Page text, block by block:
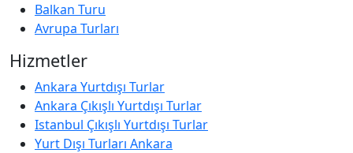
Balkan Turu
Avrupa Turları
Hizmetler
Ankara Yurtdışı Turlar
Ankara Çıkışlı Yurtdışı Turlar
Istanbul Çıkışlı Yurtdışı Turlar
Yurt Dışı Turları Ankara